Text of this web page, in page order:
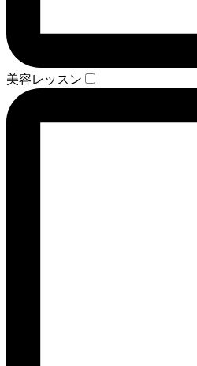
美容レッスン